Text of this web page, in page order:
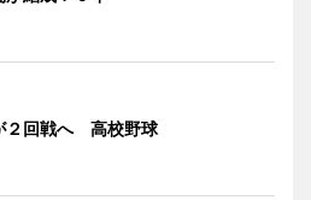
２回戦へ 高校野球